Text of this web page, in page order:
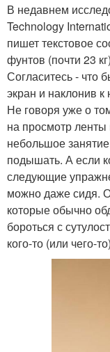
В недавнем
Technology
пишет текстовое
фунтов (почти 23
Согласитесь - что
экран и наклонив к
Не говоря уже о
на просмотр
небольшое
подышать. А если
следующие
можно даже сидя.
которые обычно
бороться с
кого-то (или чего-